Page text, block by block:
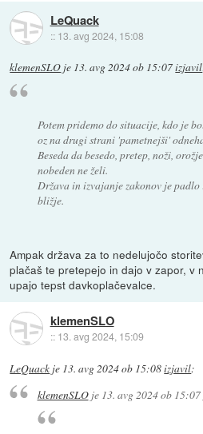
LeQuack
:: 13. avg 2024, 15:08
klemenSLO je 13. avg 2024 ob 15:07izjavil
Potem pridemo do situacije, kdo je
oz na drugi strani 'pametnejši'
Beseda da besedo, pretep, noži,
nobeden ne želi.
Država in izvajanje zakonov je
bližje.
Ampak država za to nedelujočo
plačaš te pretepejo in dajo v zapor, v
upajo tepst davkoplačevalce.
klemenSLO
:: 13. avg 2024, 15:09
LeQuack je 13. avg 2024 ob 15:08izjavil:
klemenSLOje 13. avg 2024 ob 15:07